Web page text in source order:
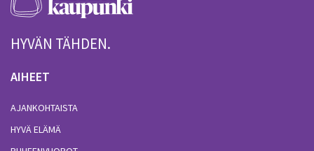
HYVÄN TÄHDEN.
AIHEET
AJANKOHTAISTA
HYVÄ ELÄMÄ